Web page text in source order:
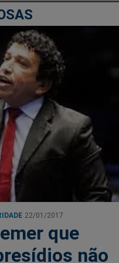
22/01/2017
que
não